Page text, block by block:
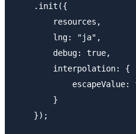
    .init({
        resources,
        lng: "ja",
        debug: true,
        interpolation: {
escapeValue:
        }
    });